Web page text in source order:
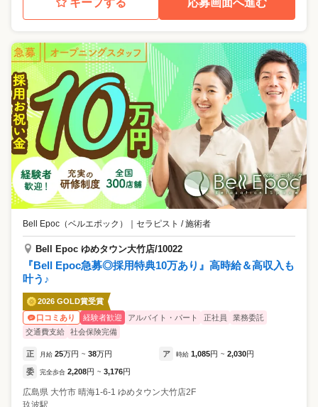
キープする 応募画面へ進む
Bell Epoc（ベルエポック） セラピスト / 施術者
Bell Epoc ゆめタウン大竹店/10022
『Bell Epoc急募◎採用特典10万あり』高時給＆高収入も
叶う♪
2026 GOLD賞受賞
口コミあり
経験者歓迎 アルバイト・パート 正社員
業務委託
交通費支給
社会保険完備
正 月給 25万円 ~ 38万円 ア 時給 1,085円 ~ 2,030円
委 完全歩合 2,208円 ~ 3,176円
広島県 大竹市 晴海1-6-1 ゆめタウン大竹店2F